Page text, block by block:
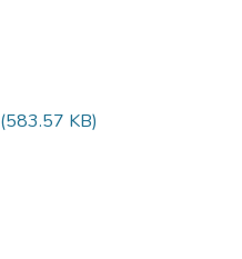
(583.57 KB)